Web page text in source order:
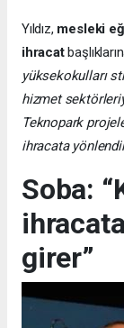
Yıldız, mesleki
ihracat
yüksekokulları
hizmet
Teknopark
ihracata
Soba:
girer”